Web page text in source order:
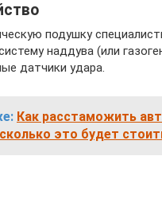
подушку
наддува (или
датчики удара.
Как расстаможить
это будет